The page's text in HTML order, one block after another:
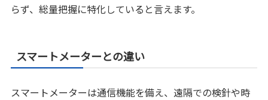
らず、総量把握に特化していると言えます。
スマートメーターとの違い
スマートメーターは通信機能を備え、遠隔での検針や時